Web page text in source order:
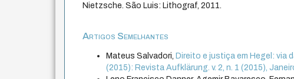
Nietzsche. São Luis: Lithograf, 2011.
Artigos Semelhantes
Mateus Salvadori, Direito e justiça em Hegel: via
(2015): Revista Aufklärung. v. 2, n. 1 (2015),